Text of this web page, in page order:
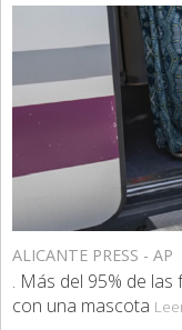
ALICANTE PRESS - AP
. Más del 95% de
con una mascota